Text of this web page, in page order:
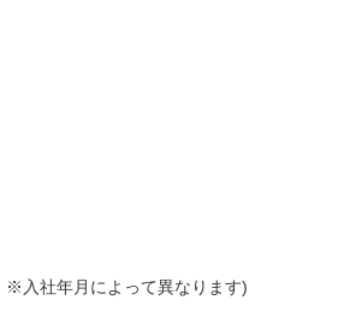
※入社年月によって異なります)